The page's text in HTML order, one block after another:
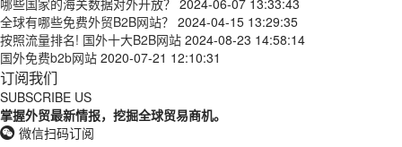
哪些国家的海关数据对外开放？ 2024-06-07 13:33:43
全球有哪些免费外贸B2B网站？ 2024-04-15 13:29:35
按照流量排名! 国外十大B2B网站 2024-08-23 14:58:14
国外免费b2b网站 2020-07-21 12:10:31
订阅我们
SUBSCRIBE US
掌握外贸最新情报，挖掘全球贸易商机。
微信扫码订阅